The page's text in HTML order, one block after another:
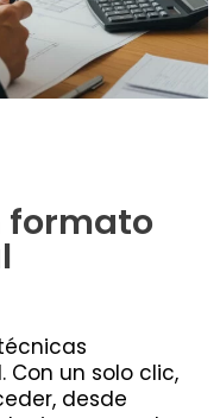
formato
un solo clic,
desde